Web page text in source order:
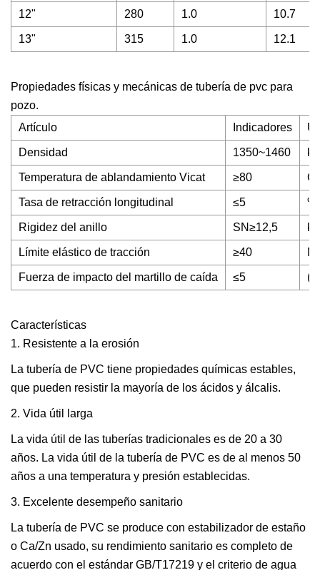
12" 280 1.0 10.7
13" 315 1.0 12.1
Propiedades físicas y mecánicas de tubería de pvc para
pozo.
Artículo
Indicadores
Densidad 1350~1460
Temperatura de ablandamiento Vicat ≥80 C
Tasa de retracción longitudinal ≤5 %
Rigidez del anillo SN≥12,5
Límite elástico de tracción ≥40
Fuerza de impacto del martillo de caída ≤5
Características
1. Resistente a la erosión
La tubería de PVC tiene propiedades químicas estables,
que pueden resistir la mayoría de los ácidos y álcalis.
2. Vida útil larga
La vida útil de las tuberías tradicionales es de 20 a 30
años. La vida útil de la tubería de PVC es de al menos 50
años a una temperatura y presión establecidas.
3. Excelente desempeño sanitario
La tubería de PVC se produce con estabilizador de estaño
o Ca/Zn usado, su rendimiento sanitario es completo de
acuerdo con el estándar GB/T17219 y el criterio de agua